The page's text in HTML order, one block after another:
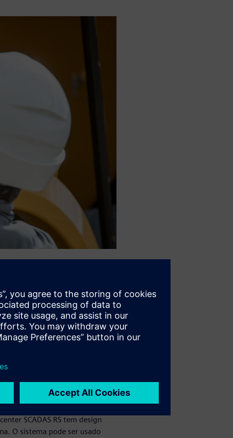
mounted on any vehicle or
and high shock and
novo sistema de aquisição de
engenheiros e gerentes de
extremos, como
inclusão no
e grandes sob condições
teste e medição são
SCADAS RS tem design
O sistema pode ser usado